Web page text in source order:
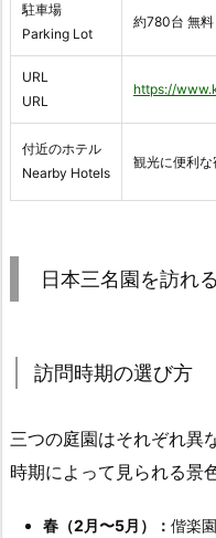
駐車場
Parking Lot
約780台 無料
URL
URL
https://
付近のホテル
Nearby Hotels
観光に便利な
日本三名園を訪れ
訪問時期の選び方
三つの庭園はそれぞれ異
時期によって見られる景
春（2月〜5月）： 偕楽